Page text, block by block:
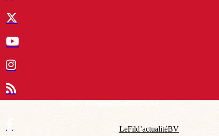
Le Fil d’actualité BV